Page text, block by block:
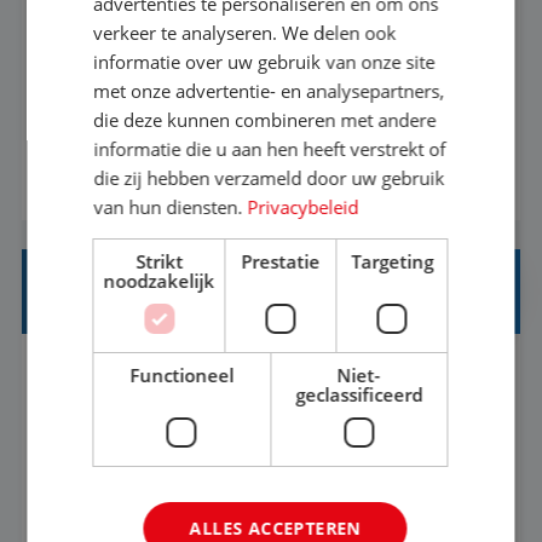
Met jouw ervaring in de reisbranche of
achtergrond in toerisme ben je klaar voor de
volgende stap. Vanaf je stoel reis je de hele
wereld over en speel je moeiteloos in op de
wensen van je team, je klant en wat er in de
reiswereld gebeurt. Met je enthousiasme weet je
klanten te overtuigen om die droomreis te
boeken! ...
BEKIJK VACATURE
REISADVISEUR ALLROUND
Aalsmeer, Noord-Holland, Nederland
Baan
MBO
het nu voor jezelf is, of voor een ander: jij vindt
verkeer te analyseren. We delen ook
informatie over uw gebruik van onze site
met onze advertentie- en analysepartners,
die deze kunnen combineren met andere
informatie die u aan hen heeft verstrekt of
die zij hebben verzameld door uw gebruik
van hun diensten. Privacybeleid
Strikt
noodzakelijk
Prestatie Targeting
Functioneel
Niet-
geclassificeerd
ALLES ACCEPTEREN